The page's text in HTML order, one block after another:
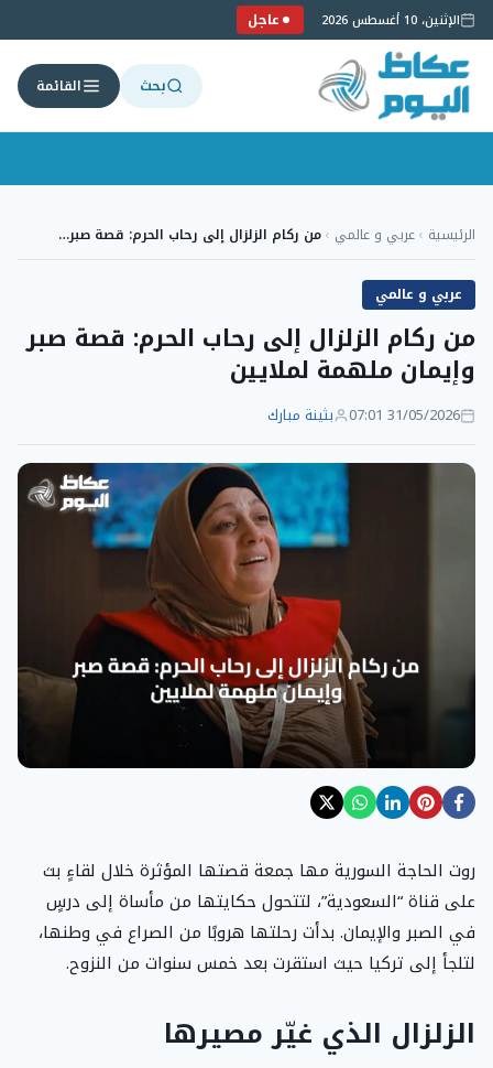
الإثنين، 10 أغسطس 2026 عاجل
بحث القائمة
إلىالرئيسية ›عربي و عالمي ›من ركام الزلزال إلى رحاب الحرم: قصة صبر…
عربي و عالمي
من ركام الزلزال إلى رحاب الحرم: قصة صبر
وإيمان ملهمة لملايين
31/05/2026 07:01 بثينة مبارك
روت الحاجة السورية مها جمعة قصتها المؤثرة خلال لقاءٍ بث
على قناة “السعودية”، لتتحول حكايتها من مأساة إلى درسٍ
في الصبر والإيمان. بدأت رحلتها هروبًا من الصراع في وطنها،
لتلجأ إلى تركيا حيث استقرت بعد خمس سنوات من النزوح.
الزلزال الذي غيّر مصيرها